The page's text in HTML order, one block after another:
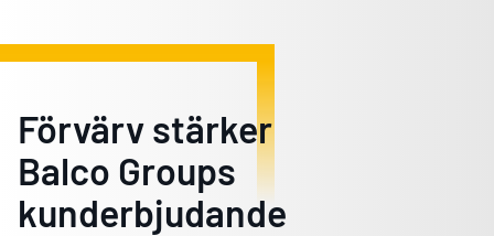
Förvärv stärker
Balco Groups
kunderbjudande